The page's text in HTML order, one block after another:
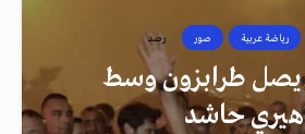
رياضة عربية صور رصد
طرابزون وسط
حاشد